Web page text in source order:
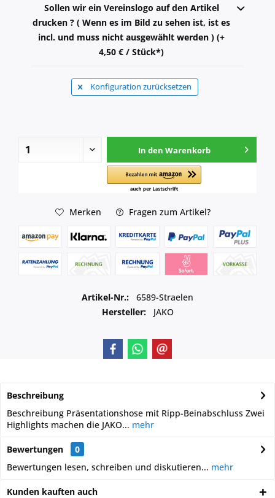
Sollen wir ein Vereinslogo auf den Artikel
drucken ? ( Wenn es im Bild zu sehen ist, ist es
incl. und muss nicht ausgewählt werden ) (+
4,50 € / Stück*)
Konfiguration zurücksetzen
In den Warenkorb
Merken Fragen zum Artikel?
Artikel-Nr.:
6589-Straelen
Hersteller:
JAKO
Beschreibung
Beschreibung Präsentationshose mit Ripp-Beinabschluss Zwei
Highlights machen die JAKO... mehr
Bewertungen
0
Bewertungen lesen, schreiben und diskutieren... mehr
Kunden kauften auch